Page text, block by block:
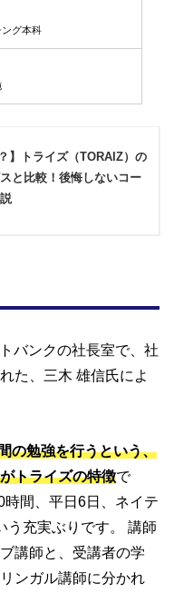
グ本科
】トライズ（TORAIZ）の
と比較！後悔しないコー
バンクの社長室で、社
た、三木 雄信氏によ
の勉強を行うという、
トライズの特徴で
間、平日6日、ネイテ
う充実ぶりです。 講師
講師と、受講者の学
ンガル講師に分かれ